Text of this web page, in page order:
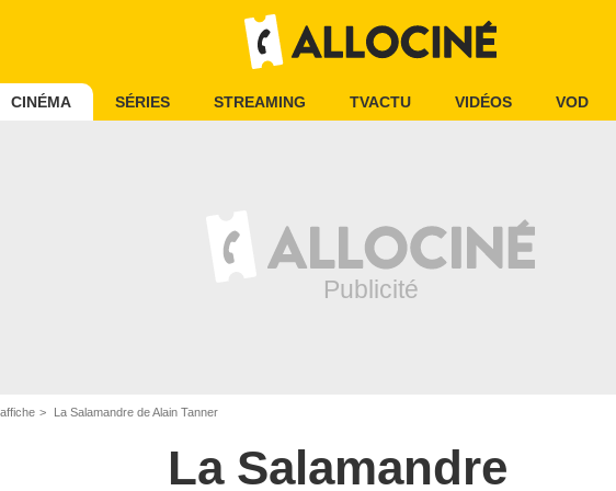
CINÉMA SÉRIES STREAMING TVACTU VIDÉOS VOD
La Salamandre de Alain Tanner
La Salamandre